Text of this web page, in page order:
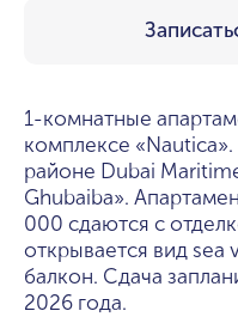
1-комнатные апартаменты на 19 этаже в жилом
комплексе
районе Dubai
Ghubaiba».
000 сдаются с
открывается вид sea
балкон. Сдача
2026 года.